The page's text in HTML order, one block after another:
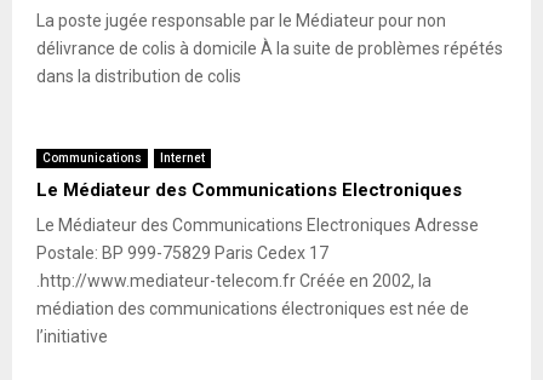
La poste jugée responsable par le Médiateur pour non
délivrance de colis à domicile À la suite de problèmes répétés
dans la distribution de colis
Communications Internet
Le Médiateur des Communications Electroniques
Le Médiateur des Communications Electroniques Adresse
Postale: BP 999-75829 Paris Cedex 17
.http://www.mediateur-telecom.fr Créée en 2002, la
médiation des communications électroniques est née de
l’initiative